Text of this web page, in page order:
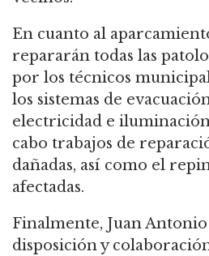
En cuanto al
repararán todas las
por los técnicos
los sistemas de
electricidad e
cabo trabajos de
dañadas, así como el
afectadas.
Finalmente, Juan
disposición y